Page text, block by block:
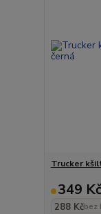
Trucker
349 Kč
288 Kčbez